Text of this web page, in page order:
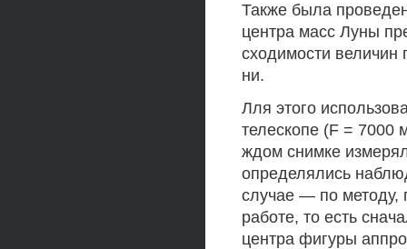
Также была
центра масс Луны
сходимости величин
ни.
Лля этого
телескопе (F = 7000
ждом снимке
определялись
случае — по методу,
работе, то есть
центра фигуры